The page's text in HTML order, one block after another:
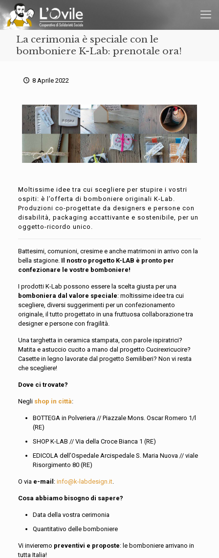
La cerimonia è speciale con le
bomboniere K-Lab: prenotale ora!
8 Aprile 2022
Moltissime idee tra cui scegliere per stupire i vostri
ospiti: è l’offerta di bomboniere originali K-Lab.
Produzioni co-progettate da designers e persone con
disabilità, packaging accattivante e sostenibile, per un
oggetto-ricordo unico.
Battesimi, comunioni, cresime e anche matrimoni in arrivo con la
bella stagione. Il nostro progetto K-LAB è pronto per
confezionare le vostre bomboniere!
I prodotti K-Lab possono essere la scelta giusta per una
bomboniera dal valore speciale: moltissime idee tra cui
scegliere, diversi suggerimenti per un confezionamento
originale, il tutto progettato in una fruttuosa collaborazione tra
designer e persone con fragilità.
Una targhetta in ceramica stampata, con parole ispiratrici?
Matita e astuccio cucito a mano dal progetto Cucirexricucire?
Casette in legno lavorate dal progetto Semiliberi? Non vi resta
che scegliere!
Dove ci trovate?
Negli shop in città:
BOTTEGA in Polveriera // Piazzale Mons. Oscar Romero 1/l
(RE)
SHOP K-LAB // Via della Croce Bianca 1 (RE)
EDICOLA dell’Ospedale Arcispedale S. Maria Nuova // viale
Risorgimento 80 (RE)
O via e-mail : info@k-labdesign.it.
Cosa abbiamo bisogno di sapere?
Data della vostra cerimonia
Quantitativo delle bomboniere
Vi invieremo preventivi e proposte: le bomboniere arrivano in
tutta Italia!